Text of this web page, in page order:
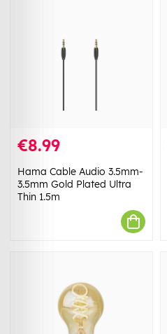
€8.99
Hama Cable Audio 3.5mm-
3.5mm Gold Plated Ultra
Thin 1.5m